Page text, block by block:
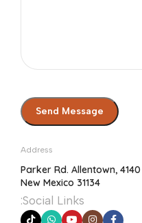
Address
4140 Parker Rd. Allentown,
New Mexico 31134
Social Links: